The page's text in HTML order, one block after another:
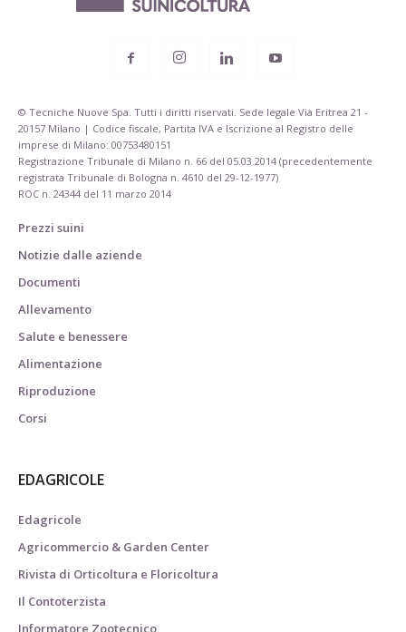
© Tecniche Nuove Spa. Tutti i diritti riservati. Sede legale Via Eritrea 21 -
20157 Milano | Codice fiscale, Partita IVA e Iscrizione al Registro delle
imprese di Milano: 00753480151
Registrazione Tribunale di Milano n. 66 del 05.03.2014 (precedentemente
registrata Tribunale di Bologna n. 4610 del 29-12-1977)
ROC n. 24344 del 11 marzo 2014
Prezzi suini
Notizie dalle aziende
Documenti
Allevamento
Salute e benessere
Alimentazione
Riproduzione
Corsi
EDAGRICOLE
Edagricole
Agricommercio & Garden Center
Rivista di Orticoltura e Floricoltura
Il Contoterzista
Informatore Zootecnico